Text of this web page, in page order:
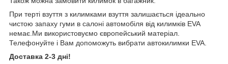
При терті взуття з килимками взуття залишається ідеально
чистою запаху гуми в салоні автомобіля від килимків EVA
немає.Ми використовуємо європейський матеріал.
Телефонуйте і Вам допоможуть вибрати автокилимки EVA.
Доставка 2-3 дні!